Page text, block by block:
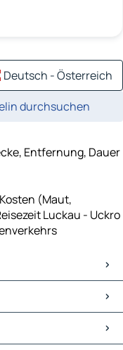
Deutsch - Österreich
durchsuchen
Entfernung, Dauer
(Maut,
Luckau - Uckro